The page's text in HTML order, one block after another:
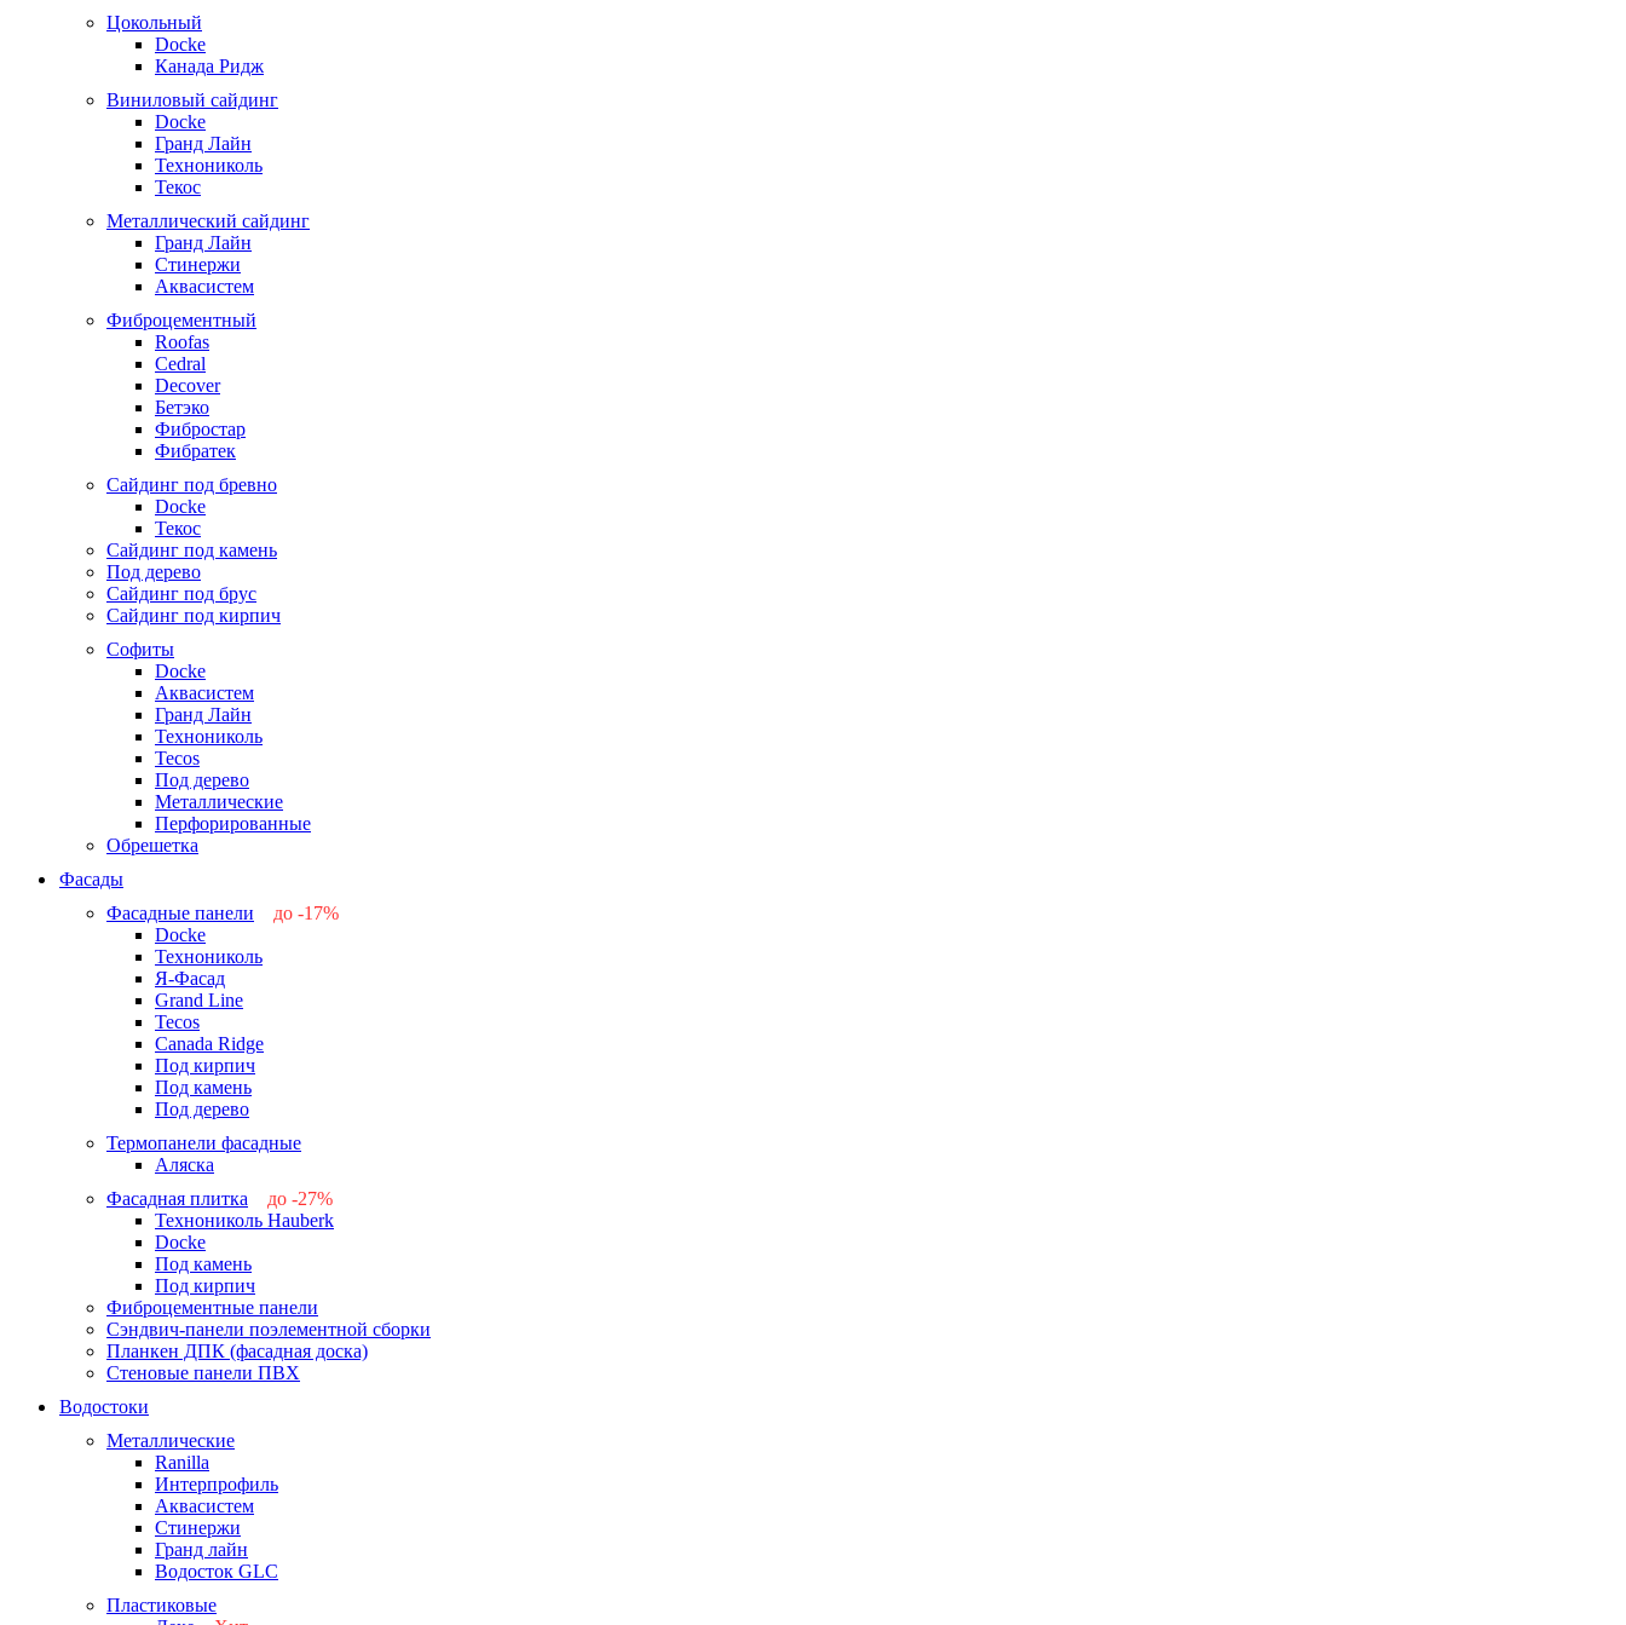
Цокольный
Docke
Канада Ридж
Виниловый сайдинг
Docke
Гранд Лайн
Технониколь
Текос
Металлический сайдинг
Гранд Лайн
Стинержи
Аквасистем
Фиброцементный
Roofas
Cedral
Decover
Бетэко
Фибростар
Фибратек
Сайдинг под бревно
Docke
Текос
Сайдинг под камень
Под дерево
Сайдинг под брус
Сайдинг под кирпич
Софиты
Docke
Аквасистем
Гранд Лайн
Технониколь
Tecos
Под дерево
Металлические
Перфорированные
Обрешетка
Фасады
Фасадные панели
до -17%
Docke
Технониколь
Я-Фасад
Grand Line
Tecos
Canada Ridge
Под кирпич
Под камень
Под дерево
Термопанели фасадные
Аляска
Фасадная плитка
до -27%
Технониколь Hauberk
Docke
Под камень
Под кирпич
Фиброцементные панели
Сэндвич-панели поэлементной сборки
Планкен ДПК (фасадная доска)
Стеновые панели ПВХ
Водостоки
Металлические
Ranilla
Интерпрофиль
Аквасистем
Стинержи
Гранд лайн
Водосток GLC
Пластиковые